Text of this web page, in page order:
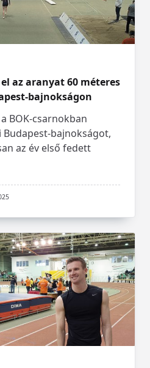
az aranyat 60 méteres
bajnokságon
BOK-csarnokban
bajnokságot,
az év első fedett